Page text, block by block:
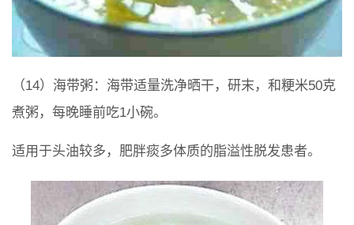
（14）海带粥：海带适量洗净晒干，研末，和粳米50克
煮粥，每晚睡前吃1小碗。
适用于头油较多，肥胖痰多体质的脂溢性脱发患者。